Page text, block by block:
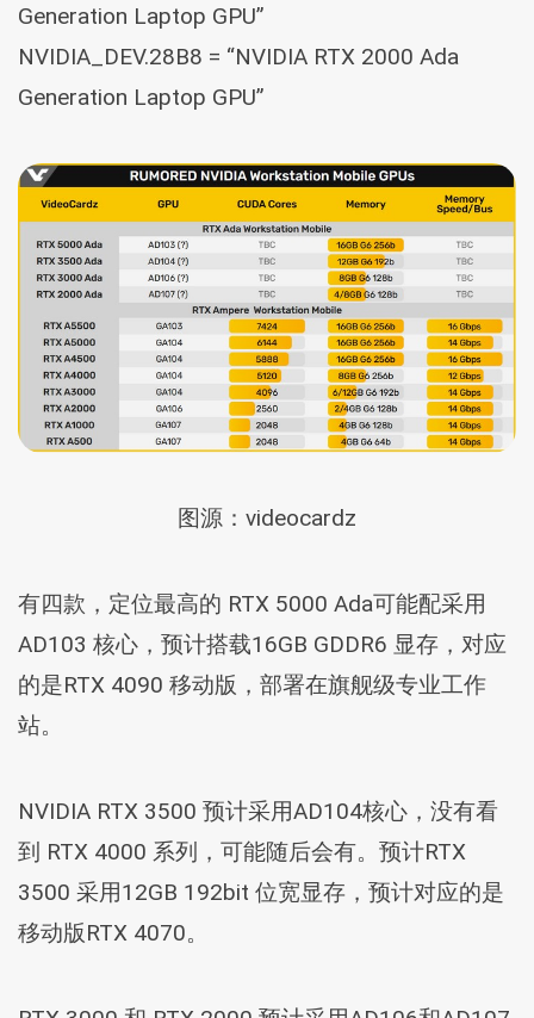
Generation Laptop GPU”
NVIDIA_DEV.28B8 = “NVIDIA RTX 2000 Ada
Generation Laptop GPU”
图源：videocardz
有四款，定位最高的 RTX 5000 Ada可能配采用
AD103 核心，预计搭载16GB GDDR6 显存，对应
的是RTX 4090 移动版，部署在旗舰级专业工作
站。
NVIDIA RTX 3500 预计采用AD104核心，没有看
到 RTX 4000 系列，可能随后会有。预计RTX
3500 采用12GB 192bit 位宽显存，预计对应的是
移动版RTX 4070。